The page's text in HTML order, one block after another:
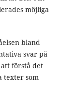
möjliga
bland
svar på
förstå det
texter som